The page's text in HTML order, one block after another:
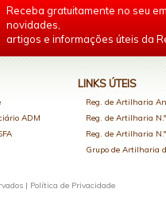
Receba gratuitamente no seu
novidades,
artigos e informações úteis da
ADM
LINKS ÚTEIS
Reg. de Artilharia
Reg. de Artilharia
Reg. de Artilharia
Grupo de Artilharia
| Política de Privacidade